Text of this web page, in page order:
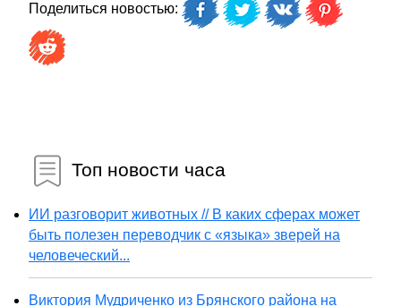
Поделиться новостью:
Топ новости часа
ИИ разговорит животных // В каких сферах может
быть полезен переводчик с «языка» зверей на
человеческий...
Виктория Мудриченко из Брянского района на